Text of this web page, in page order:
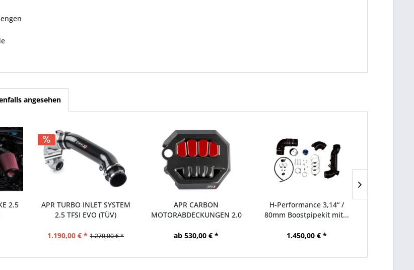
angesehen
2.5
APR TURBO INLET SYSTEM
2.5 TFSI EVO (TÜV)
1.190,00 € * 1.270,00 € *
APR CARBON
MOTORABDECKUNGEN 2.0
ab 530,00 € *
H-Performance 3,14“ /
80mm Boostpipekit mit...
1.450,00 € *